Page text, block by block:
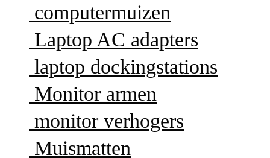
computermuizen
Laptop AC adapters
laptop dockingstations
Monitor armen
monitor verhogers
Muismatten